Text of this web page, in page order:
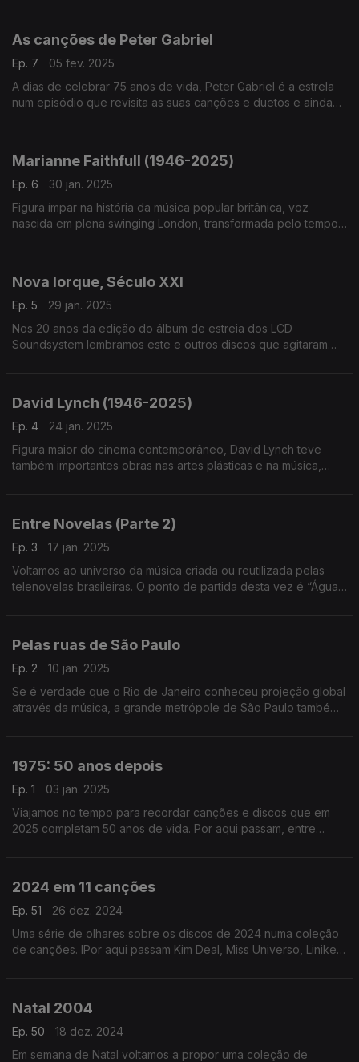
As canções de Peter Gabriel
Ep. 7
05 fev. 2025
A dias de celebrar 75 anos de vida, Peter Gabriel é a estrela
num episódio que revisita as suas canções e duetos e ainda
Marianne Faithfull (1946-2025)
Ep. 6
30 jan. 2025
Figura ímpar na história da música popular britânica, voz
nascida em plena swinging London, transformada pelo tempo
Nova Iorque, Século XXI
Ep. 5
29 jan. 2025
Nos 20 anos da edição do álbum de estreia dos LCD
Soundsystem lembramos este e outros discos que agitaram
David Lynch (1946-2025)
Ep. 4
24 jan. 2025
Figura maior do cinema contemporâneo, David Lynch teve
também importantes obras nas artes plásticas e na música,
Entre Novelas (Parte 2)
Ep. 3
17 jan. 2025
Voltamos ao universo da música criada ou reutilizada pelas
telenovelas brasileiras. O ponto de partida desta vez é “Água
Pelas ruas de São Paulo
Ep. 2
10 jan. 2025
Se é verdade que o Rio de Janeiro conheceu projeção global
através da música, a grande metrópole de São Paulo também
1975: 50 anos depois
Ep. 1
03 jan. 2025
Viajamos no tempo para recordar canções e discos que em
2025 completam 50 anos de vida. Por aqui passam, entre
2024 em 11 canções
Ep. 51
26 dez. 2024
Uma série de olhares sobre os discos de 2024 numa coleção
de canções. IPor aqui passam Kim Deal, Miss Universo, Liniker,
Natal 2004
Ep. 50
18 dez. 2024
Em semana de Natal voltamos a propor uma coleção de